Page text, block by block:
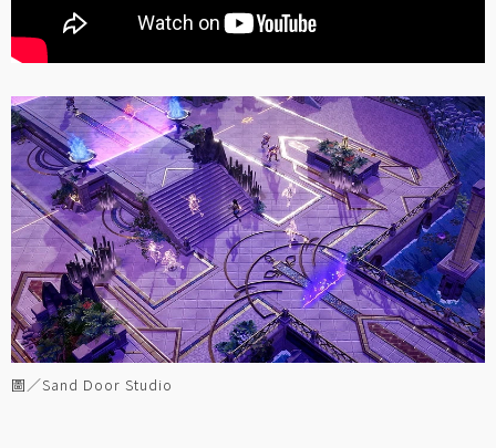
圖／Sand Door Studio